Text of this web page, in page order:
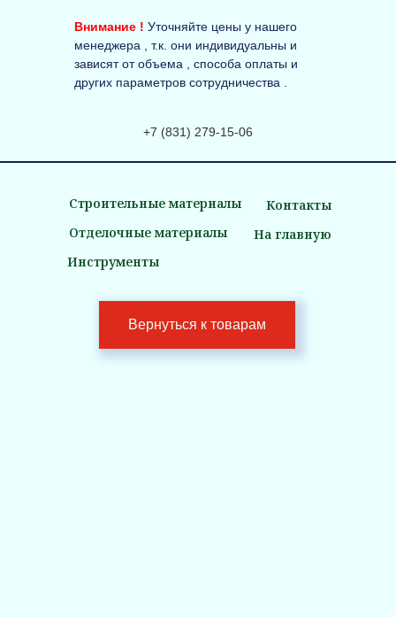
Внимание ! Уточняйте цены у нашего
менеджера , т.к. они индивидуальны и
зависят от объема , способа оплаты и
других параметров сотрудничества .
Вернуться к товарам
Строительные материалы
Отделочные материалы
Инструменты
На главную
Контакты
+7 (831) 279-15-06